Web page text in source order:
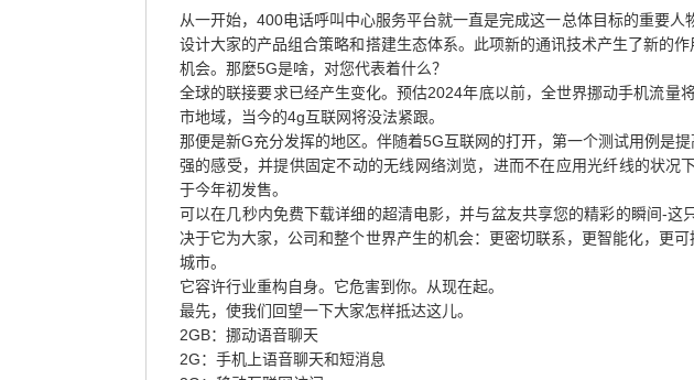
从一开始，400电话呼叫中心服务平台就一直是完成这一总体目标的重要人
设计大家的产品组合策略和搭建生态体系。此项新的通讯技术产生了新的
机会。那麼5G是啥，对您代表着什么？
全球的联接要求已经产生变化。预估2024年底以前，全世界挪动手机流量
市地域，当今的4g互联网将没法紧跟。
那便是新G充分发挥的地区。伴随着5G互联网的打开，第一个测试用例是
强的感受，并提供固定不动的无线网络浏览，进而不在应用光纤线的状况
于今年初发售。
可以在几秒内免费下载详细的超清电影，并与盆友共享您的精彩的瞬间-这
决于它为大家，公司和整个世界产生的机会：更密切联系，更智能化，更
城市。
它容许行业重构自身。它危害到你。从现在起。
最先，使我们回望一下大家怎样抵达这儿。
2GB：挪动语音聊天
2G：手机上语音聊天和短消息